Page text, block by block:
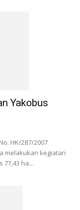
Yakobus
HK/287/2007
melakukan kegiatan
ha...